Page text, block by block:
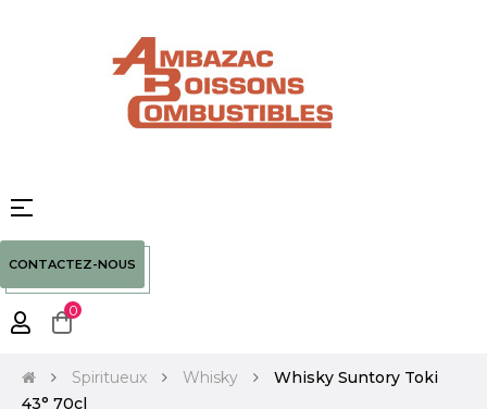
Basculer
☰
CONTACTEZ-NOUS
0
Spiritueux Whisky
Whisky Suntory Toki
43° 70cl